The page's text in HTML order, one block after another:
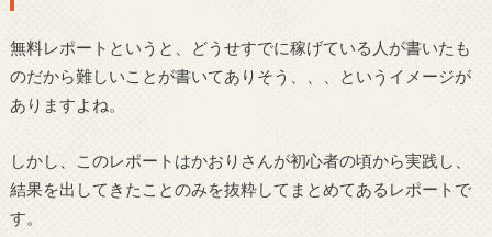
無料レポートというと、どうせすでに稼げている人が書いたも
のだから難しいことが書いてありそう、、、というイメージが
ありますよね。
しかし、このレポートはかおりさんが初心者の頃から実践し、
結果を出してきたことのみを抜粋してまとめてあるレポートで
す。